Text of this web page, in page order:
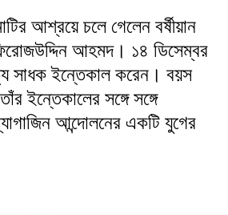
আশ্রয়ে চলে গেলেন বর্ষীয়ান
আহমদ। ১৪ ডিসেম্বর
সাধক ইন্তেকাল করেন। বয়স
ইন্তেকালের সঙ্গে সঙ্গে
আন্দোলনের একটি যুগের